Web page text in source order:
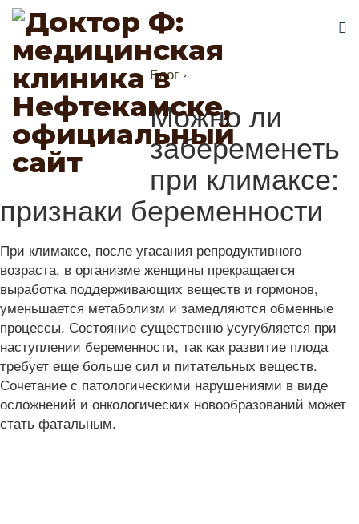
Блог ›
Можно ли
забеременеть
при климаксе:
признаки беременности
При климаксе, после угасания репродуктивного
возраста, в организме женщины прекращается
выработка поддерживающих веществ и гормонов,
уменьшается метаболизм и замедляются обменные
процессы. Состояние существенно усугубляется при
наступлении беременности, так как развитие плода
требует еще больше сил и питательных веществ.
Сочетание с патологическими нарушениями в виде
осложнений и онкологических новообразований может
стать фатальным.